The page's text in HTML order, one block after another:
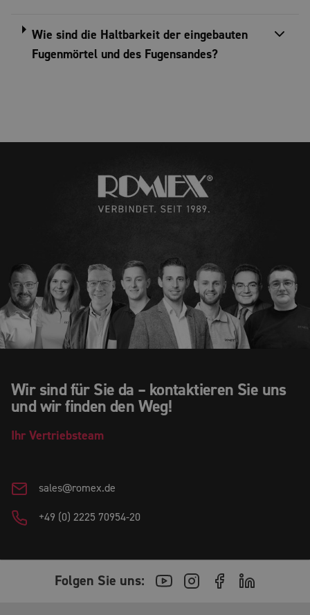
Wie sind die Haltbarkeit der eingebauten
Fugenmörtel und des Fugensandes?
Wir sind für Sie da – kontaktieren Sie uns
und wir finden den Weg!
Ihr Vertriebsteam
sales@romex.de
+49 (0) 2225 70954-20
Folgen Sie uns: